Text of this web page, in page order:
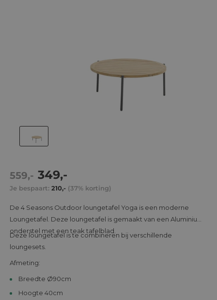
Normale
prijs
559,- Actie
prijs
349,-
Je bespaart: 210,- (37% korting)
De 4 Seasons Outdoor loungetafel Yoga is een moderne
Loungetafel. Deze loungetafel is gemaakt van een Aluminium
onderstel met een teak tafelblad.
Deze loungetafel is te combineren bij verschillende
loungesets.
Afmeting:
Breedte Ø90cm
Hoogte 40cm